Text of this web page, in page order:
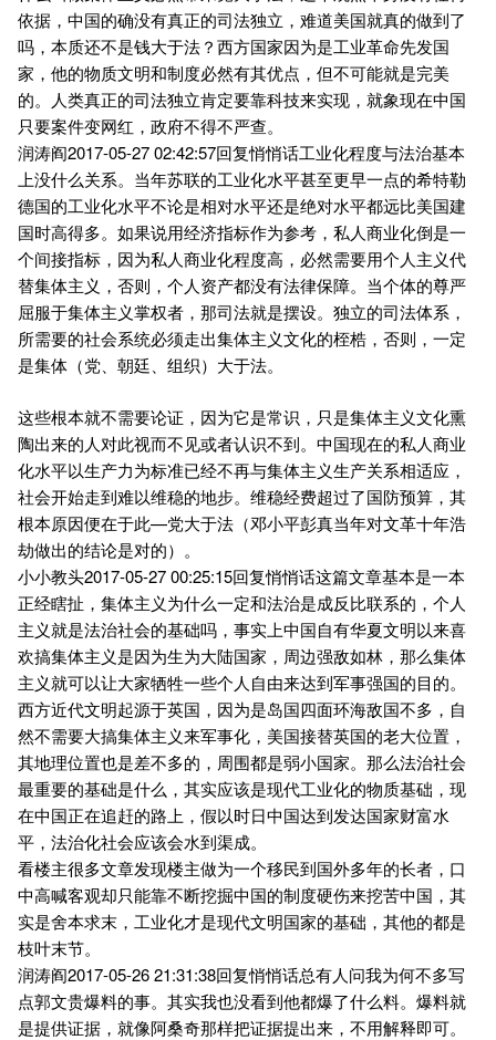
依据，中国的确没有真正的司法独立，难道美国就真的做到了
吗，本质还不是钱大于法？西方国家因为是工业革命先发国
家，他的物质文明和制度必然有其优点，但不可能就是完美
的。人类真正的司法独立肯定要靠科技来实现，就象现在中国
只要案件变网红，政府不得不严查。
润涛阎2017-05-27 02:42:57回复悄悄话工业化程度与法治基本
上没什么关系。当年苏联的工业化水平甚至更早一点的希特勒
德国的工业化水平不论是相对水平还是绝对水平都远比美国建
国时高得多。如果说用经济指标作为参考，私人商业化倒是一
个间接指标，因为私人商业化程度高，必然需要用个人主义代
替集体主义，否则，个人资产都没有法律保障。当个体的尊严
屈服于集体主义掌权者，那司法就是摆设。独立的司法体系，
所需要的社会系统必须走出集体主义文化的桎梏，否则，一定
是集体（党、朝廷、组织）大于法。
这些根本就不需要论证，因为它是常识，只是集体主义文化熏
陶出来的人对此视而不见或者认识不到。中国现在的私人商业
化水平以生产力为标准已经不再与集体主义生产关系相适应，
社会开始走到难以维稳的地步。维稳经费超过了国防预算，其
根本原因便在于此—党大于法（邓小平彭真当年对文革十年浩
劫做出的结论是对的）。
小小教头2017-05-27 00:25:15回复悄悄话这篇文章基本是一本
正经瞎扯，集体主义为什么一定和法治是成反比联系的，个人
主义就是法治社会的基础吗，事实上中国自有华夏文明以来喜
欢搞集体主义是因为生为大陆国家，周边强敌如林，那么集体
主义就可以让大家牺牲一些个人自由来达到军事强国的目的。
西方近代文明起源于英国，因为是岛国四面环海敌国不多，自
然不需要大搞集体主义来军事化，美国接替英国的老大位置，
其地理位置也是差不多的，周围都是弱小国家。那么法治社会
最重要的基础是什么，其实应该是现代工业化的物质基础，现
在中国正在追赶的路上，假以时日中国达到发达国家财富水
平，法治化社会应该会水到渠成。
看楼主很多文章发现楼主做为一个移民到国外多年的长者，口
中高喊客观却只能靠不断挖掘中国的制度硬伤来挖苦中国，其
实是舍本求末，工业化才是现代文明国家的基础，其他的都是
枝叶末节。
润涛阎2017-05-26 21:31:38回复悄悄话总有人问我为何不多写
点郭文贵爆料的事。其实我也没看到他都爆了什么料。爆料就
是提供证据，就像阿桑奇那样把证据提出来，不用解释即可。